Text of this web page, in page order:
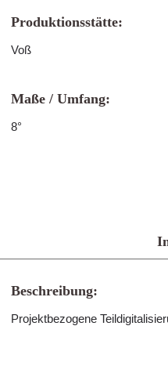
Produktionsstätte:
Voß
Maße / Umfang:
8°
Beschreibung:
Projektbezogene